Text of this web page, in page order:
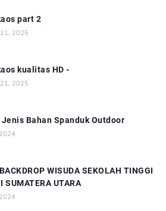
part 2
2025
kualitas HD -
2025
Bahan Spanduk Outdoor
WISUDA SEKOLAH TINGGI
SUMATERA UTARA